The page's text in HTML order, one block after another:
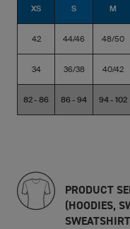
XS S M
42 44/46 48/50
34 36/38 40/42
82 - 86 86 - 94 94 - 102
PRODUCT
(HOODIES,